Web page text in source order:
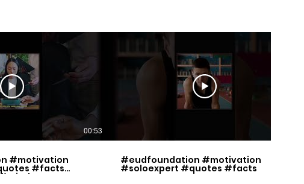
00:53
#motivation
#facts
#eudfoundation #motivation
#soloexpert #quotes #facts